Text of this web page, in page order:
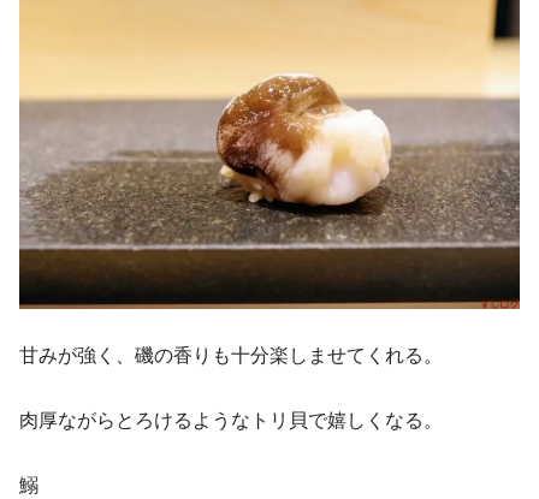
甘みが強く、磯の香りも十分楽しませてくれる。
肉厚ながらとろけるようなトリ貝で嬉しくなる。
鰯